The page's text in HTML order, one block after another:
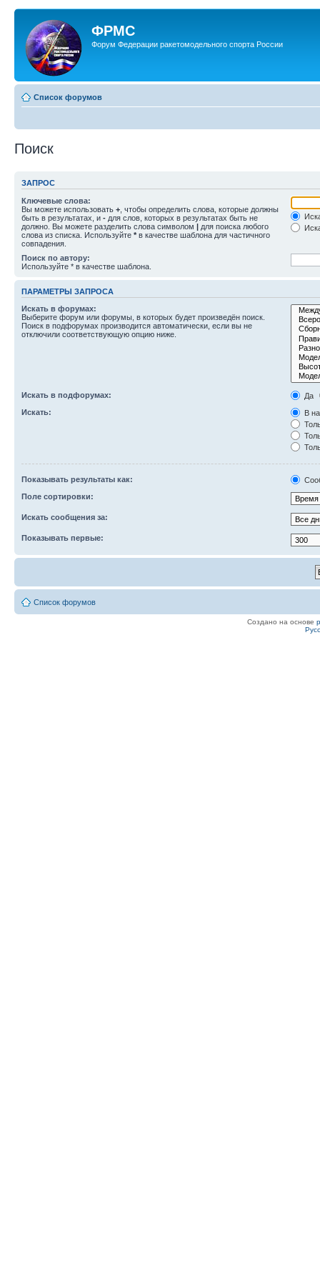
ФРМС
Форум Федерации ракетомодельного спорта России
Список форумов
Поиск
ЗАПРОС
Ключевые слова:
Вы можете использовать + , чтобы определить слова, которые должны
быть в результатах, и - для слов, которых в результатах быть не
должно. Вы можете разделить слова символом | для поиска любого
слова из списка. Используйте * в качестве шаблона для частичного
совпадения.
Поиск по автору:
Используйте * в качестве шаблона.
ПАРАМЕТРЫ ЗАПРОСА
Искать в форумах:
Выберите форум или форумы, в которых будет произведён поиск.
Поиск в подфорумах производится автоматически, если вы не
отключили соответствующую опцию ниже.
Искать в подфорумах:
Да
Искать:
В
Показывать результаты как:
Поле сортировки:
Искать сообщения за:
Показывать первые:
Список форумов
Создано на основе